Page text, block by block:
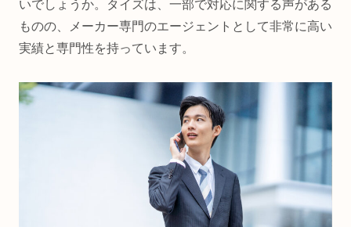
いでしょうか。タイズは、一部で対応に関する声がある
ものの、メーカー専門のエージェントとして非常に高い
実績と専門性を持っています。